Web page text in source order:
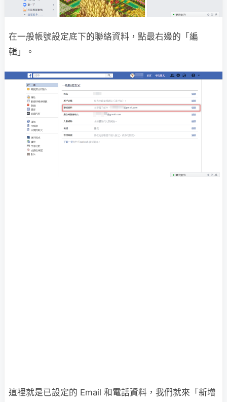
在一般帳號設定底下的聯絡資料，點最右邊的「編
輯」。
這裡就是已設定的 Email 和電話資料，我們就來「新增